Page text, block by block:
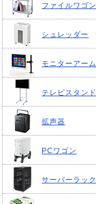
ファイルワゴン
シュレッダー
モニターアーム
テレビスタンド
拡声器
PCワゴン
サーバーラック